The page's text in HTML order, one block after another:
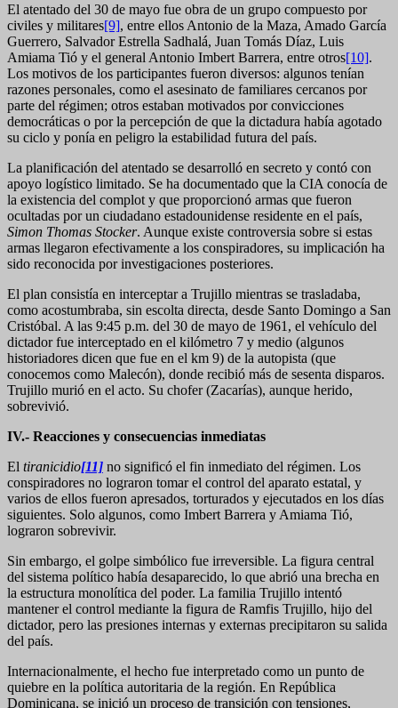
El atentado del 30 de mayo fue obra de un grupo compuesto por
civiles y militares[9], entre ellos Antonio de la Maza, Amado García
Guerrero, Salvador Estrella Sadhalá, Juan Tomás Díaz, Luis
Amiama Tió y el general Antonio Imbert Barrera, entre otros[10].
Los motivos de los participantes fueron diversos: algunos tenían
razones personales, como el asesinato de familiares cercanos por
parte del régimen; otros estaban motivados por convicciones
democráticas o por la percepción de que la dictadura había agotado
su ciclo y ponía en peligro la estabilidad futura del país.
La planificación del atentado se desarrolló en secreto y contó con
apoyo logístico limitado. Se ha documentado que la CIA conocía de
la existencia del complot y que proporcionó armas que fueron
ocultadas por un ciudadano estadounidense residente en el país,
Simon Thomas Stocker. Aunque existe controversia sobre si estas
armas llegaron efectivamente a los conspiradores, su implicación ha
sido reconocida por investigaciones posteriores.
El plan consistía en interceptar a Trujillo mientras se trasladaba,
como acostumbraba, sin escolta directa, desde Santo Domingo a San
Cristóbal. A las 9:45 p.m. del 30 de mayo de 1961, el vehículo del
dictador fue interceptado en el kilómetro 7 y medio (algunos
historiadores dicen que fue en el km 9) de la autopista (que
conocemos como Malecón), donde recibió más de sesenta disparos.
Trujillo murió en el acto. Su chofer (Zacarías), aunque herido,
sobrevivió.
IV.- Reacciones y consecuencias inmediatas
El tiranicidio[11] no significó el fin inmediato del régimen. Los
conspiradores no lograron tomar el control del aparato estatal, y
varios de ellos fueron apresados, torturados y ejecutados en los días
siguientes. Solo algunos, como Imbert Barrera y Amiama Tió,
lograron sobrevivir.
Sin embargo, el golpe simbólico fue irreversible. La figura central
del sistema político había desaparecido, lo que abrió una brecha en
la estructura monolítica del poder. La familia Trujillo intentó
mantener el control mediante la figura de Ramfis Trujillo, hijo del
dictador, pero las presiones internas y externas precipitaron su salida
del país.
Internacionalmente, el hecho fue interpretado como un punto de
quiebre en la política autoritaria de la región. En República
Dominicana, se inició un proceso de transición con tensiones,